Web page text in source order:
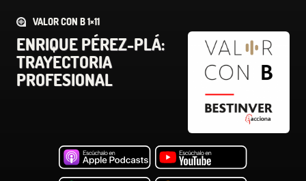
VALOR CON B 1×11
ENRIQUE PÉREZ-PLÁ:
TRAYECTORIA
PROFESIONAL